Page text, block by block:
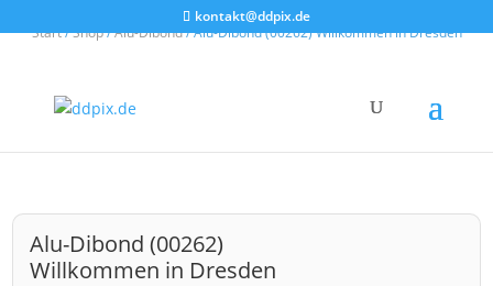
kontakt@ddpix.de
Start/Shop/Alu-Dibond/ Alu-Dibond (00262) Willkommen in Dresden
Alu-Dibond (00262)
Willkommen in Dresden